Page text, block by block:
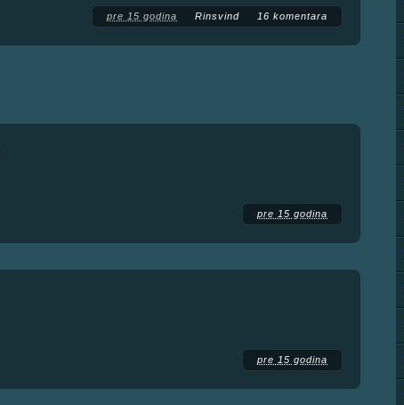
pre 15 godina Rinsvind 16 komentara
pre 15 godina
pre 15 godina